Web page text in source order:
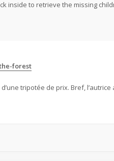
to retrieve the missing
forest
tripotée de prix. Bref,